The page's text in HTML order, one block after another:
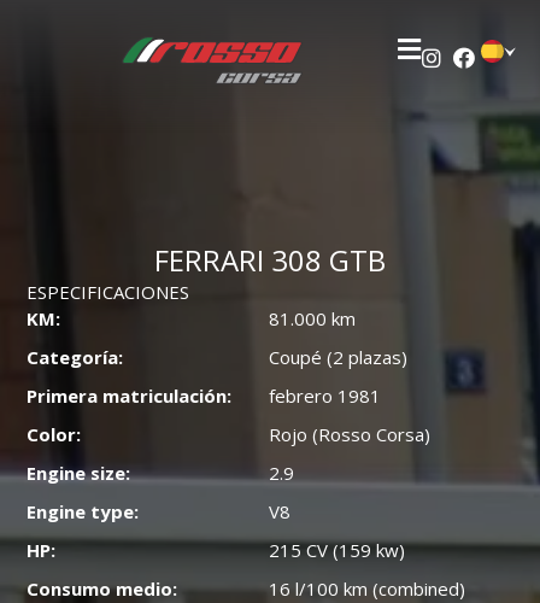
FERRARI 308 GTB
ESPECIFICACIONES
KM:
81.000 km
Categoría:
Coupé (2 plazas)
Primera matriculación:
febrero 1981
Color:
Rojo (Rosso Corsa)
Engine size:
2.9
Engine type:
V8
HP:
215 CV (159 kw)
Consumo medio:
16 l/100 km (combined)